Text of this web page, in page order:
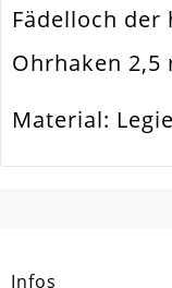
Hinweis
Fädelloch
Ohrhaken 2,5
Material:
Infos